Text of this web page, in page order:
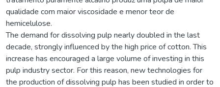
qualidade com maior viscosidade e menor teor de
hemicelulose.
The demand for dissolving pulp nearly doubled in the last
decade, strongly influenced by the high price of cotton. This
increase has encouraged a large volume of investing in this
pulp industry sector. For this reason, new technologies for
the production of dissolving pulp has been studied in order to